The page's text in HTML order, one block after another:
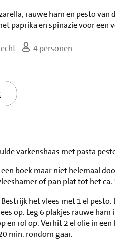
rauwe ham en pesto van
paprika en spinazie voor een
4 personen
varkenshaas met pasta
boek maar niet helemaal
of pan plat tot het ca.
het vlees met 1 el
op. Leg 6 plakjes rauwe
en rol op. Verhit 2 el olie in
min. rondom gaar.